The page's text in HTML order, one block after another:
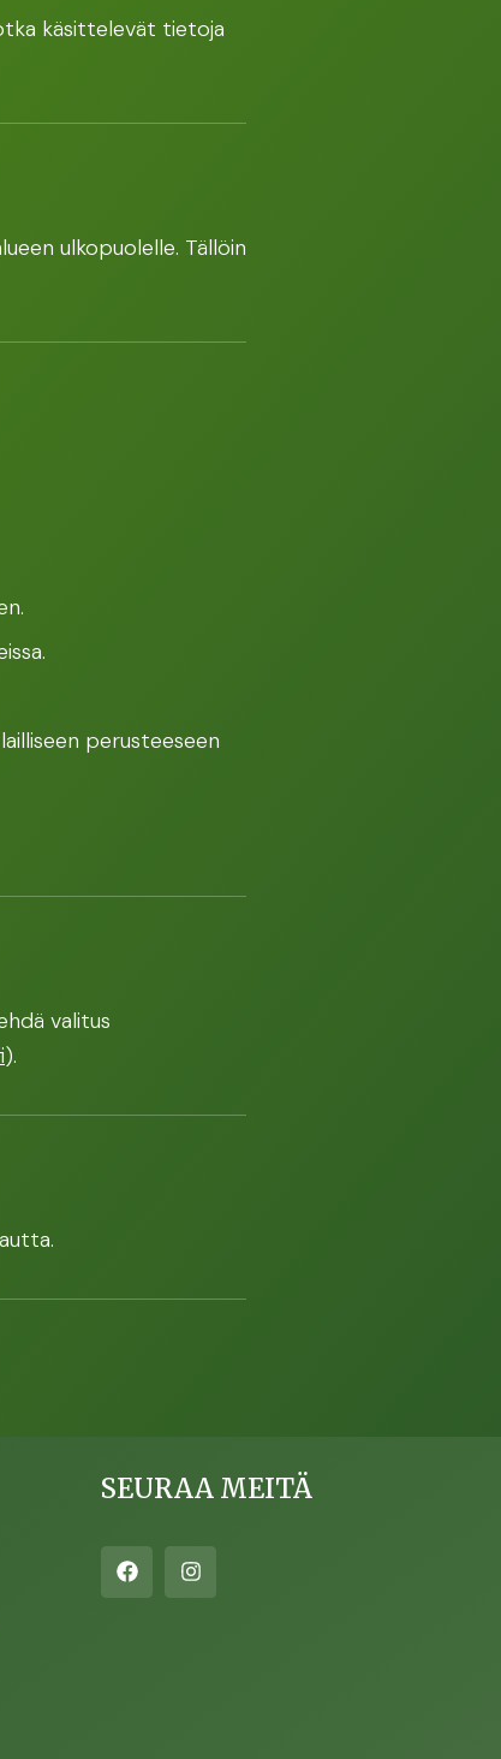
käsittelevät tietoja
ulkopuolelle. Tällöin
perusteeseen
valitus
).
SEURAA MEITÄ